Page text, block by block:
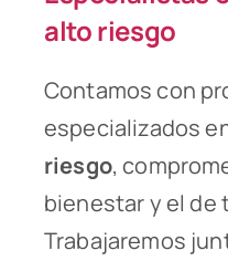
alto riesgo
Contamos con
especializados
riesgo,
bienestar y el de
Trabajaremos